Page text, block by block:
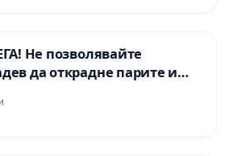
Не позволявайте
да открадне парите и